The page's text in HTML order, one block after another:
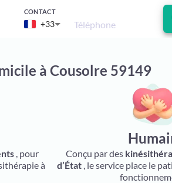
CONTACT
+33 Téléphone
à Cousolre 59149
, pour
à
Conçu par des
d’État, le service place le